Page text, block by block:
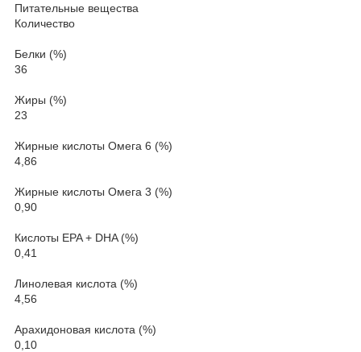
Питательные вещества
Количество
Белки (%)
36
Жиры (%)
23
Жирные кислоты Омега 6 (%)
4,86
Жирные кислоты Омега 3 (%)
0,90
Кислоты EPA + DHA (%)
0,41
Линолевая кислота (%)
4,56
Арахидоновая кислота (%)
0,10